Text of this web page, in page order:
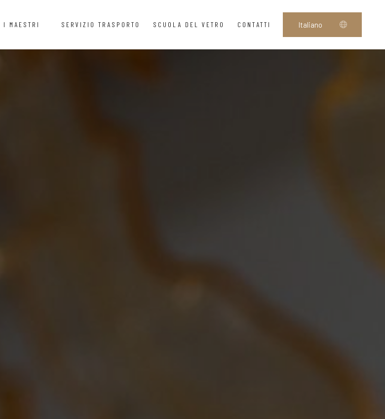
I MAESTRI SERVIZIO TRASPORTO SCUOLA DEL VETRO CONTATTI